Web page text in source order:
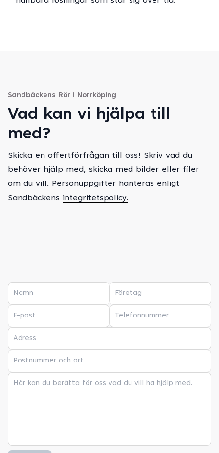
Sandbäckens Rör i Norrköping
Vad kan vi hjälpa till
med?
Skicka en offertförfrågan till oss! Skriv vad du
behöver hjälp med, skicka med bilder eller filer
om du vill. Personuppgifter hanteras enligt
Sandbäckens integritetspolicy.